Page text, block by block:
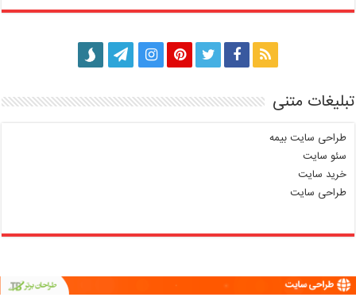
تبلیغات متنی
طراحی سایت بیمه
سئو سایت
خرید سایت
طراحی سایت